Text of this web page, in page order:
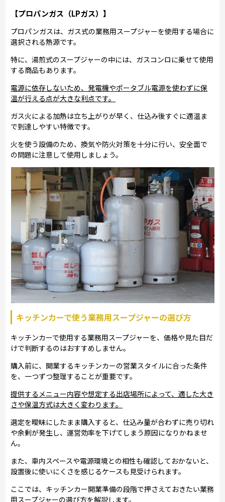
【プロパンガス（LPガス）】
プロパンガスは、ガス式の業務用スープジャーを使用する場合に
選択される熱源です。
特に、湯煎式のスープジャーの中には、ガスコンロに乗せて使用
する商品もあります。
電源に依存しないため、発電機やポータブル電源を使わずに保
温が行える点が大きな利点です。
ガス火による加熱は立ち上がりが早く、仕込み後すぐに適温ま
で到達しやすい特徴です。
火を使う設備のため、換気や防火対策を十分に行い、安全面で
の問題に注意して使用しましょう。
キッチンカーで使う業務用スープジャーの選び方
キッチンカーで使用する業務用スープジャーを、価格や見た目だ
けで判断するのはおすすめしません。
購入前に、開業するキッチンカーの営業スタイルに合った条件
を、一つずつ整理することが重要です。
提供するメニュー内容や想定する出店場所によって、適した大き
さや保温方式は大きく変わります。
選定を曖昧にしたまま購入すると、仕込み量が合わずに売り切れ
や余剰が発生し、運営効率を下げてしまう原因になりかねませ
ん。
また、車内スペースや電源環境との相性も確認しておかないと、
設置後に使いにくさを感じるケースも見受けられます。
ここでは、キッチンカー開業準備の段階で押さえておきたい業務
用スープジャーの選び方を解説します。